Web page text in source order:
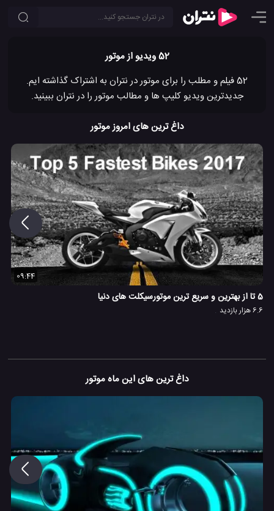
52 ویدیو از موتور
52 فیلم و مطلب را برای موتور در نتران به اشتراک گذاشته ایم.
جدیدترین ویدیو کلیپ ها و مطالب موتور را در نتران ببینید.
داغ ترین های امروز موتور
09:44
5 تا از بهترین و سریع ترین موتورسیکلت های دنیا
6.6 هزار بازدید
داغ ترین های این ماه موتور